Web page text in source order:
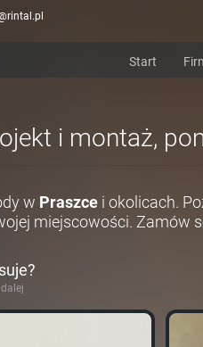
Start
i montaż,
w Praszce i okolicach.
miejscowości. Zamów